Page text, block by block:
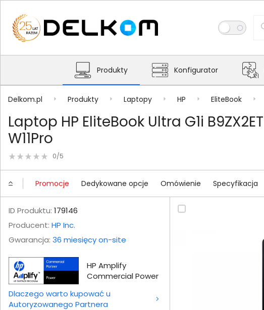
Produkty Konfigurator
Delkom.pl Produkty Laptopy HP EliteBook
Laptop HP EliteBook Ultra G1i
W11Pro
0/5
Promocje Dedykowane opcje Omówienie Specyfikacja
ID Produktu: 179146
Producent: HP Inc.
Gwarancja: 36 miesięcy on-site
HP Amplify
Commercial Power
Dlaczego warto kupować u
Autoryzowanego Partnera